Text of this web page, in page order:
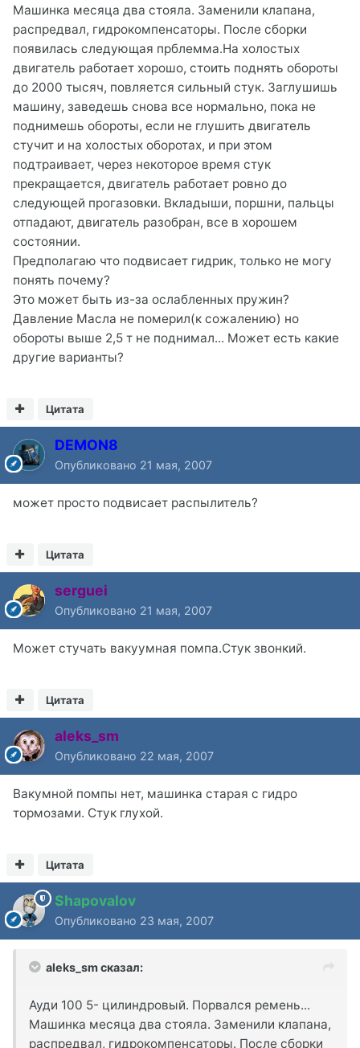
Машинка месяца два стояла. Заменили клапана,
распредвал, гидрокомпенсаторы. После сборки
появилась следующая прблемма.На холостых
двигатель работает хорошо, стоить поднять обороты
до 2000 тысяч, повляется сильный стук. Заглушишь
машину, заведешь снова все нормально, пока не
поднимешь обороты, если не глушить двигатель
стучит и на холостых оборотах, и при этом
подтраивает, через некоторое время стук
прекращается, двигатель работает ровно до
следующей прогазовки. Вкладыши, поршни, пальцы
отпадают, двигатель разобран, все в хорошем
состоянии.
Предполагаю что подвисает гидрик, только не могу
понять почему?
Это может быть из-за ослабленных пружин?
Давление Масла не померил(к сожалению) но
обороты выше 2,5 т не поднимал... Может есть какие
другие варианты?
Цитата
DEMON8
Опубликовано 21 мая, 2007
может просто подвисает распылитель?
Цитата
serguei
Опубликовано 21 мая, 2007
Может стучать вакуумная помпа.Стук звонкий.
Цитата
aleks_sm
Опубликовано 22 мая, 2007
Вакумной помпы нет, машинка старая с гидро
тормозами. Стук глухой.
Цитата
Shapovalov
Опубликовано 23 мая, 2007
aleks_sm сказал:
Ауди 100 5- цилиндровый. Порвался ремень...
Машинка месяца два стояла. Заменили клапана,
распредвал, гидрокомпенсаторы. После сборки